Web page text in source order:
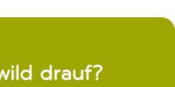
drauf?